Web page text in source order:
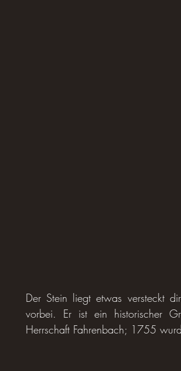
Der Stein liegt etwas versteckt
vorbei. Er ist ein historischer
Herrschaft Fahrenbach; 1755